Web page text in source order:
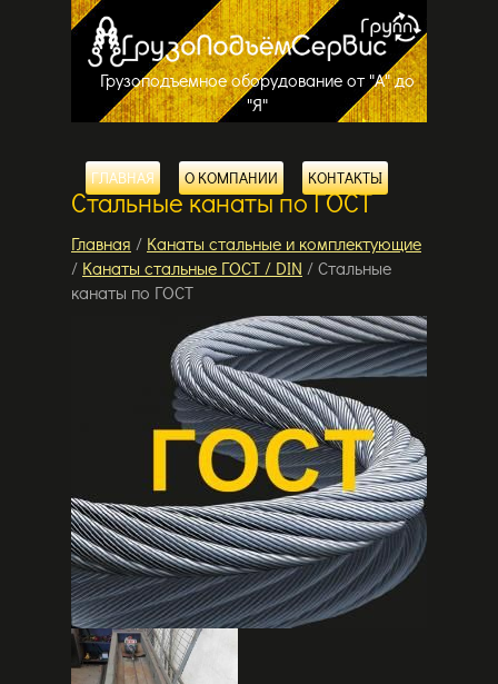
Грузоподъемное оборудование от "А" до
"Я"
ГЛАВНАЯ О КОМПАНИИ КОНТАКТЫ
Стальные канаты по ГОСТ
Главная / Канаты стальные и комплектующие
/ Канаты стальные ГОСТ / DIN / Стальные
канаты по ГОСТ